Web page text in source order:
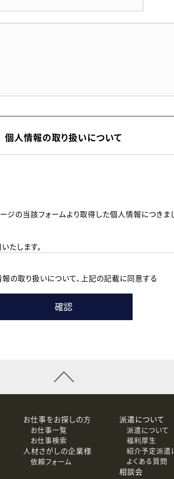
個人情報の取り扱いについて
ジの当該フォームより取得した個人情報につき
します。
報として利用いたします。
の方法といたします。
託先に、個人情報を委託する場合があります。
知、開示、訂正、追加または削除、利用の停止、
の取り扱いについて、 上記の記載に同意する
お仕事をお探しの方
お仕事一覧
お仕事検索
人材さがしの企業様
依頼フォーム
派遣について
派遣について
福利厚生
紹介予定派遣
よくある質問
相談会